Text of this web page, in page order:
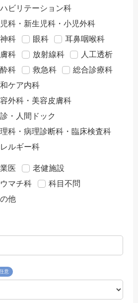
ビリテーション科
科・新生児科・小児外科
科
眼科
耳鼻咽喉科
科
放射線科
人工透析
科
救急科
総合診療科
ケア内科
外科・美容皮膚科
・人間ドック
科・病理診断科・臨床検査科
ルギー科
医
老健施設
マチ科
科目不問
他
意